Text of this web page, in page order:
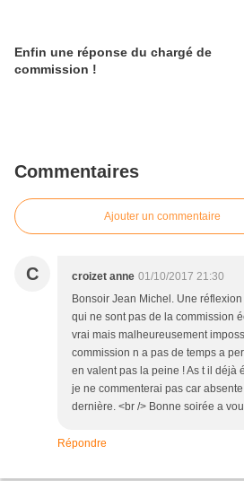
Enfin une réponse du chargé de
commission !
Commentaires
Ajouter un commentaire
C croizet anne 01/10/2017 21:30
Bonsoir Jean Michel. Une
qui ne sont pas de la commission
vrai mais malheureusement
commission n a pas de temps a
en valent pas la peine ! As t il déjà
je ne commenterai pas car
dernière. <br /> Bonne soirée a
Répondre